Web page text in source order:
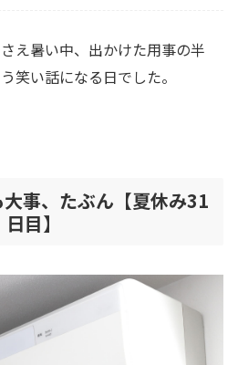
え暑い中、出かけた用事の半
笑い話になる日でした。
事、たぶん【夏休み31
日目】